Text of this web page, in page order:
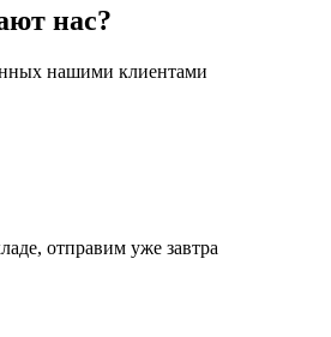
нас?
нашими клиентами
отправим уже завтра